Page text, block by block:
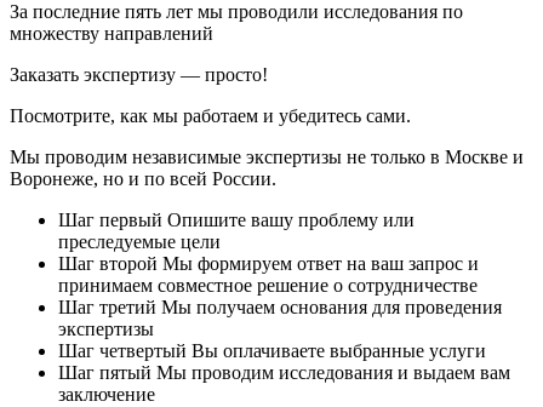
За последние пять лет мы проводили исследования по
множеству направлений
Заказать экспертизу — просто!
Посмотрите, как мы работаем и убедитесь сами.
Мы проводим независимые экспертизы не только в Москве и
Воронеже, но и по всей России.
Шаг первый Опишите вашу проблему или
преследуемые цели
Шаг второй Мы формируем ответ на ваш запрос и
принимаем совместное решение о сотрудничестве
Шаг третий Мы получаем основания для проведения
экспертизы
Шаг четвертый Вы оплачиваете выбранные услуги
Шаг пятый Мы проводим исследования и выдаем вам
заключение